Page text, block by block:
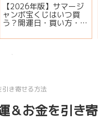
【2026年版】サマージ
ャンボ宝くじはいつ買
う？開運日・買い方・連
説
引き寄せる方法
＆お金を引き寄